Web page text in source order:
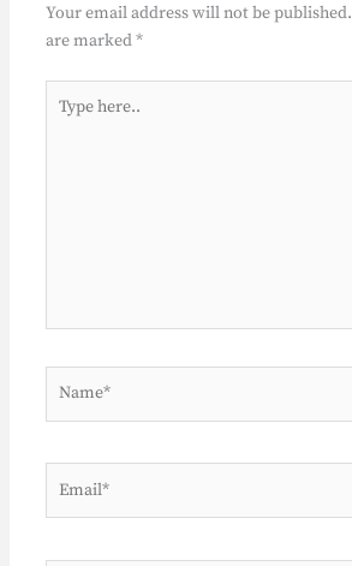
Your email address will not be published.
are marked*
here..